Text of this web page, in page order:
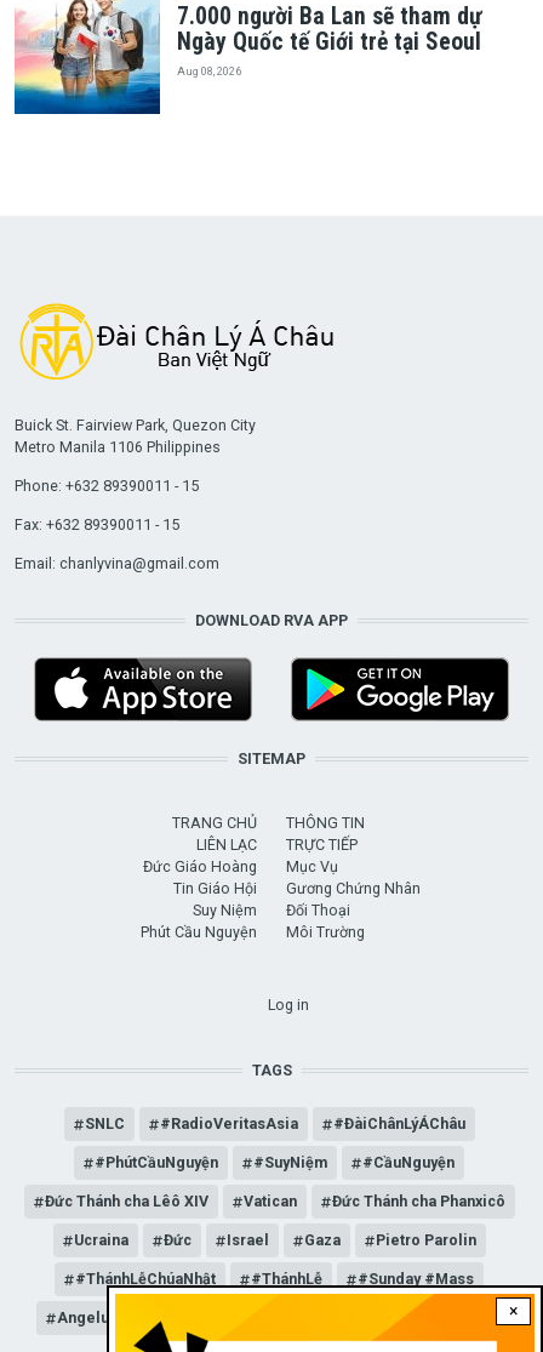
7.000 người Ba Lan sẽ tham dự
Ngày Quốc tế Giới trẻ tại Seoul
Aug 08, 2026
×
Buick St. Fairview Park, Quezon City
Metro Manila 1106 Philippines
Phone: +632 89390011 - 15
Fax: +632 89390011 - 15
Email: chanlyvina@gmail.com
DOWNLOAD RVA APP
SITEMAP
TRANG CHỦ
LIÊN LẠC
Đức Giáo Hoàng
Tin Giáo Hội
Suy Niệm
Phút Cầu Nguyện
THÔNG TIN
TRỰC TIẾP
Mục Vụ
Gương Chứng Nhân
Đối Thoại
Môi Trường
Log in
TAGS
SNLC #RadioVeritasAsia #ĐàiChânLýÁChâu
#PhútCầuNguyện #SuyNiệm #CầuNguyện
Đức Thánh cha Lêô XIV Vatican Đức Thánh cha Phanxicô
Ucraina Đức Israel Gaza Pietro Parolin
#ThánhLễChúaNhật #ThánhLễ #Sunday #Mass
Angelus Đức Giáo hoàng Lêô XIV General Audience